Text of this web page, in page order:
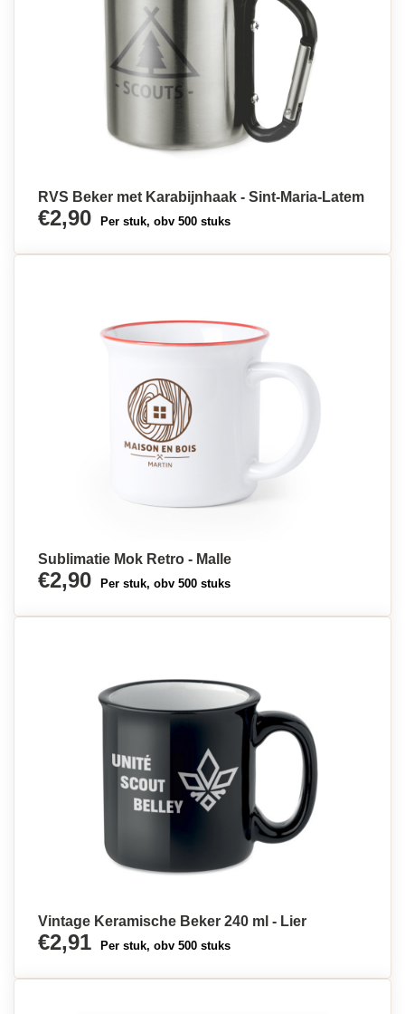
RVS Beker met Karabijnhaak - Sint-Maria-Latem
€2,90 Per stuk, obv 500 stuks
Sublimatie Mok Retro - Malle
€2,90 Per stuk, obv 500 stuks
Vintage Keramische Beker 240 ml - Lier
€2,91 Per stuk, obv 500 stuks